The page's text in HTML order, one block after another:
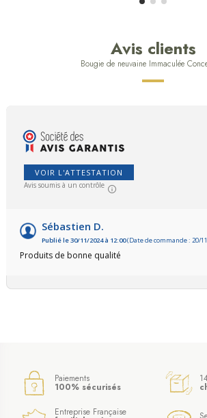
Avis clients
Bougie de neuvaine Immaculée
VOIR L'ATTESTATION
Avis soumis à un contrôle
Sébastien D.
Publié le 30/11/2024 à 12:00(Date de commande : 20/
Produits de bonne qualité
Paiements
100% sécurisés
Entreprise Française